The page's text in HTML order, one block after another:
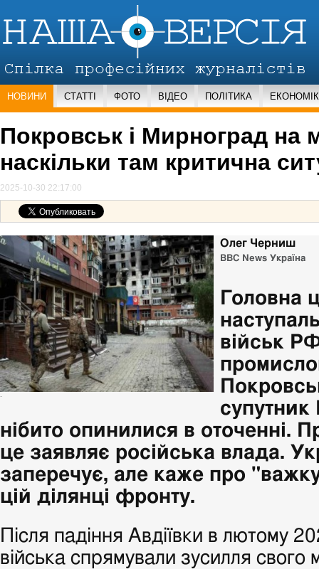
НОВИНИ СТАТТІ ФОТО ВІДЕО ПОЛІТИКА
Покровськ і Мирноград на
наскільки там критична
2025-10-30 22:17:00
-
Олег Черниш
Role,
ВВС News Україна
Головна
військ
нібито опинилися в оточенні.
це заявляє російська влада.
заперечує, але каже про
цій ділянці фронту.
Після падіння Авдіївки в лютому
війська спрямували зусилля свого